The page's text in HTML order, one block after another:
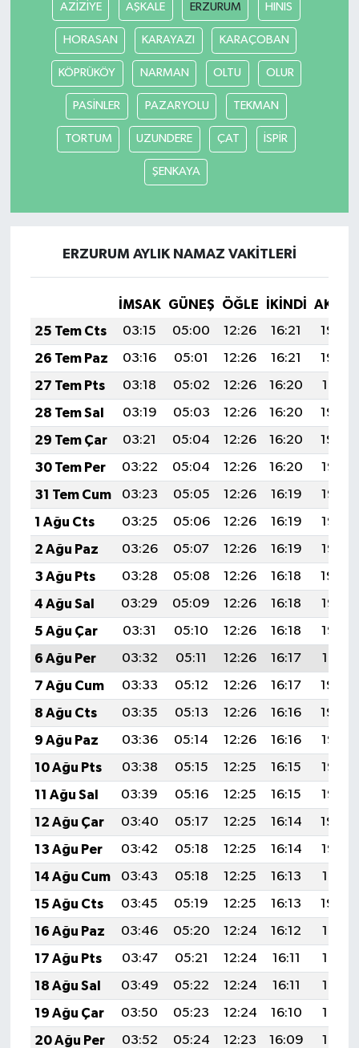
AZİZİYE AŞKALE ERZURUM HINIS
HORASAN KARAYAZI KARAÇOBAN
KÖPRÜKÖY NARMAN OLTU OLUR
PASİNLER PAZARYOLU TEKMAN
TORTUM UZUNDERE ÇAT İSPİR
ŞENKAYA
ERZURUM AYLIK NAMAZ VAKITLERI
İMSAK GÜNEŞ ÖĞLE İKINDI
25 Tem Cts
03:15 05:00 12:26 16:21
19:43
26 Tem Paz
03:16 05:01 12:26 16:21
19:42
27 Tem Pts
03:18 05:02 12:26 16:20
19:41
28 Tem Sal
03:19 05:03 12:26 16:20
19:40
29 Tem Çar
03:21 05:04 12:26 16:20
19:39
30 Tem Per
03:22 05:04 12:26 16:20
19:38
31 Tem Cum
03:23 05:05 12:26 16:19
19:37
1 Ağu Cts
03:25 05:06 12:26 16:19
19:36
2 Ağu Paz
03:26 05:07 12:26 16:19
19:35
3 Ağu Pts
03:28 05:08 12:26 16:18
19:34
4 Ağu Sal
03:29 05:09 12:26 16:18
19:33
5 Ağu Çar
03:31 05:10 12:26 16:18
19:32
6 Ağu Per
03:32 05:11 12:26 16:17
19:31
7 Ağu Cum
03:33 05:12 12:26 16:17
19:30
8 Ağu Cts
03:35 05:13 12:26 16:16
19:29
9 Ağu Paz
03:36 05:14 12:26 16:16
19:27
10 Ağu Pts
03:38 05:15 12:25 16:15
19:26
11 Ağu Sal
03:39 05:16 12:25 16:15
19:25
12 Ağu Çar
03:40 05:17 12:25 16:14
19:24
13 Ağu Per
03:42 05:18 12:25 16:14
19:22
14 Ağu Cum
03:43 05:18 12:25 16:13
19:21
15 Ağu Cts
03:45 05:19 12:25 16:13
19:20
16 Ağu Paz
03:46 05:20 12:24 16:12
19:18
17 Ağu Pts
03:47 05:21 12:24 16:11
19:17
18 Ağu Sal
03:49 05:22 12:24 16:11
19:16
19 Ağu Çar
03:50 05:23 12:24 16:10
19:14
20 Ağu Per
03:52 05:24 12:23 16:09
19:13